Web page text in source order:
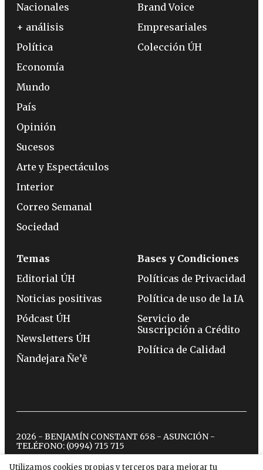
Utilizamos cookies propias y terceros para mejorar tu
Nacionales
+ análisis
Política
Economía
Mundo
País
Opinión
Sucesos
Arte y Espectáculos
Interior
Correo Semanal
Sociedad
Brand Voice
Empresariales
Colección ÚH
Temas
Editorial ÚH
Noticias positivas
Pódcast ÚH
Newsletters ÚH
Ñandejara Ñe’ẽ
Bases y Condiciones
Políticas de Privacidad
Política de uso de la IA
Servicio de
Suscripción a Crédito
Política de Calidad
2026 - BENJAMÍN CONSTANT 658 - ASUNCIÓN -
TELÉFONO: (0994) 715 715